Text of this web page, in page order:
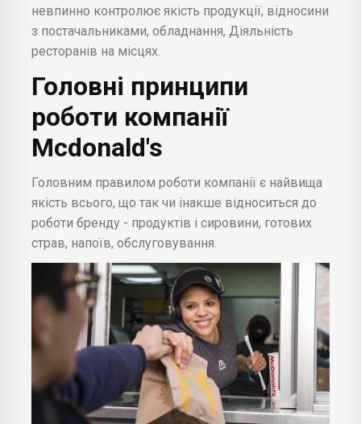
невпинно контролює якість продукції, відносини
з постачальниками, обладнання, Діяльність
ресторанів на місцях.
Головні принципи
роботи компанії
Mcdonald's
Головним правилом роботи компанії є найвища
якість всього, що так чи інакше відноситься до
роботи бренду - продуктів і сировини, готових
страв, напоїв, обслуговування.